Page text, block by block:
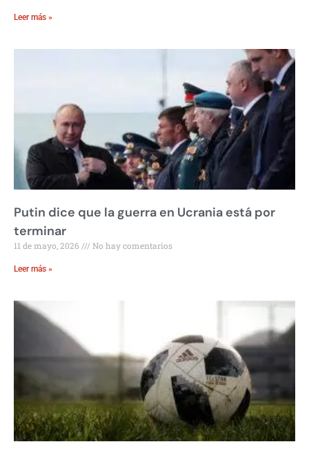
Leer más »
Putin dice que la guerra en Ucrania está por
terminar
11 de mayo, 2026 No hay comentarios
Leer más »